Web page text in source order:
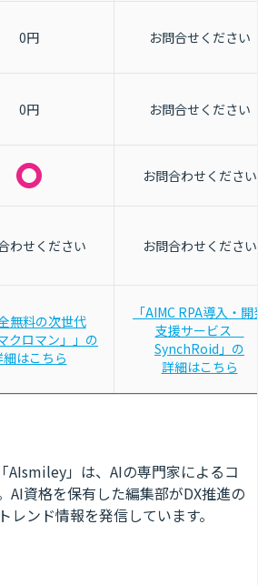
0円 お問合せください
0円 お問合せください
お問合わせください
わせください お問合わせください
全無料の次世代
クロマン」」の
細はこちら
「AIMC RPA導入・開発
支援サービス
SynchRoid」の
詳細はこちら
AIsmiley」は、AIの専門家によるコ
AI資格を保有した編集部がDX推進の
ンド情報を発信しています。